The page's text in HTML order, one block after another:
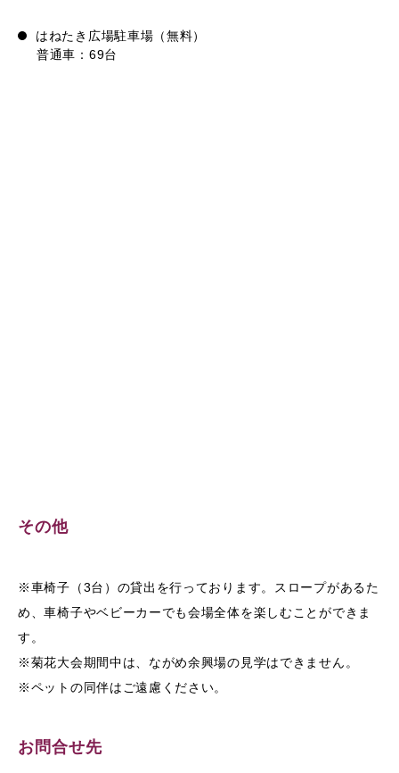
はねたき広場駐車場（無料）
普通車：69台
その他
※車椅子（3台）の貸出を行っております。スロープがあるた
め、車椅子やベビーカーでも会場全体を楽しむことができま
す。
※菊花大会期間中は、ながめ余興場の見学はできません。
※ペットの同伴はご遠慮ください。
お問合せ先